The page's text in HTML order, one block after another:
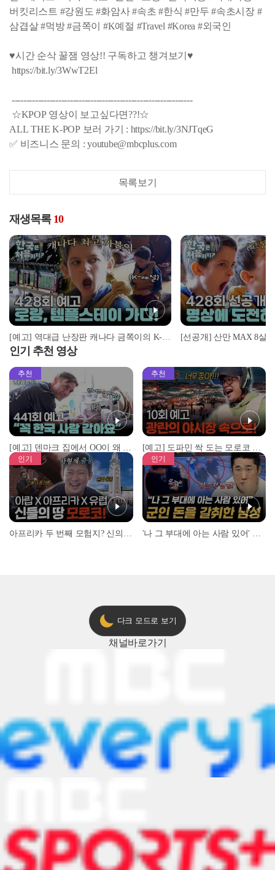
버킷리스트 #강원도 #화암사 #속초 #한식 #만두 #속초시장 #
삼겹살 #먹방 #금쪽이 #K예절 #Travel #Korea #외국인
♥시간 순삭 꿀잼 영상!! 구독하고 챙겨보기♥
https://bit.ly/3WwT2El
--------------------------------------------------------------
☆KPOP 영상이 보고싶다면??!☆
ALL THE K-POP 보러 가기 : https://bit.ly/3NJTqeG
✅ 비즈니스 문의 : youtube@mbcplus.com
목록보기
재생목록 10
[예고] 역대급 난장판 캐나다 금쪽이의 K-예절 솔루션! 과연 그 결과는?!
인기 추천 영상
추천
[예고] 덴마크 집에서 OO이 왜 나와...? 이상할 정도로 한국을 사랑하는 우리 형을 제보합니다!
추천
[예고] 도파민 싹 도는 모로코 야시장 투어!
인기 인기
다크 모드로 보기
채널바로가기